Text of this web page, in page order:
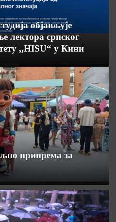
објављује
лектора српског
,,HISU“ у Кини
припрема за